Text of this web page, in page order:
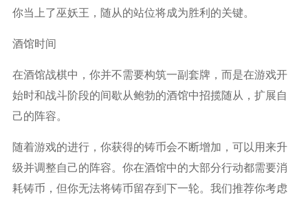
你当上了巫妖王，随从的站位将成为胜利的关键。
酒馆时间
在酒馆战棋中，你并不需要构筑一副套牌，而是在游戏开
始时和战斗阶段的间歇从鲍勃的酒馆中招揽随从，扩展自
己的阵容。
随着游戏的进行，你获得的铸币会不断增加，可以用来升
级并调整自己的阵容。你在酒馆中的大部分行动都需要消
耗铸币，但你无法将铸币留存到下一轮。我们推荐你考虑